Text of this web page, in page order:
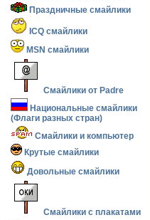
Праздничные смайлики
ICQ смайлики
MSN смайлики
Смайлики от Padre
Национальные смайлики
(Флаги разных стран)
Смайлики и компьютер
Крутые смайлики
Довольные смайлики
Смайлики с плакатами